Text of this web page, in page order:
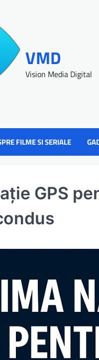
VMD
Vision Media Digital
FILME SI SERIALE
GPS